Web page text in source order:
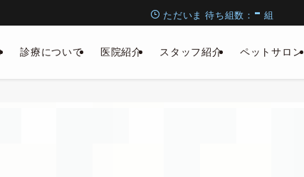
診療について 医院紹介 スタッフ紹介 ペットサロン
ただいま 待ち組数： - 組